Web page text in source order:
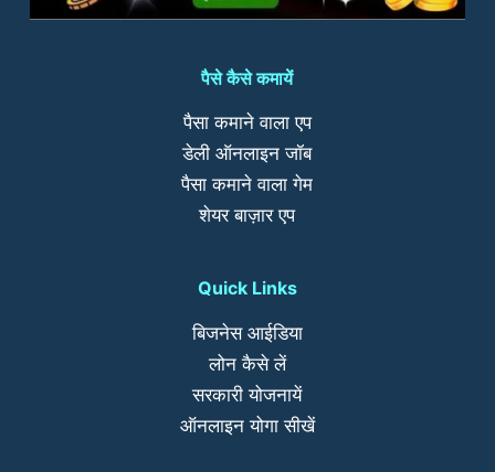
पैसे कैसे कमायें
पैसा कमाने वाला एप
डेली ऑनलाइन जॉब
पैसा कमाने वाला गेम
शेयर बाज़ार एप
Quick Links
बिजनेस आईडिया
लोन कैसे लें
सरकारी योजनायें
ऑनलाइन योगा सीखें